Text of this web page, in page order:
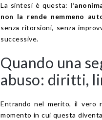
La sintesi è questa:
non la rende nemmeno
senza ritorsioni, senza
successive.
Quando una
abuso: diritti,
Entrando nel merito, il vero
momento in cui questa diventa